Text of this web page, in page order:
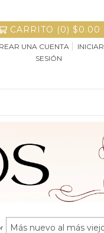
CARRITO (0) $0.00
UNA CUENTA
INICIAR
SESIÓN